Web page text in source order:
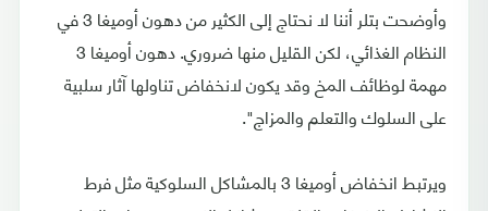
وأوضحت بتلر أننا لا نحتاج إلى الكثير من دهون أوميغا 3 في
النظام الغذائي، لكن القليل منها ضروري. دهون أوميغا 3
مهمة لوظائف المخ وقد يكون لانخفاض تناولها آثار سلبية
على السلوك والتعلم والمزاج".
ويرتبط انخفاض أوميغا 3 بالمشاكل السلوكية مثل فرط